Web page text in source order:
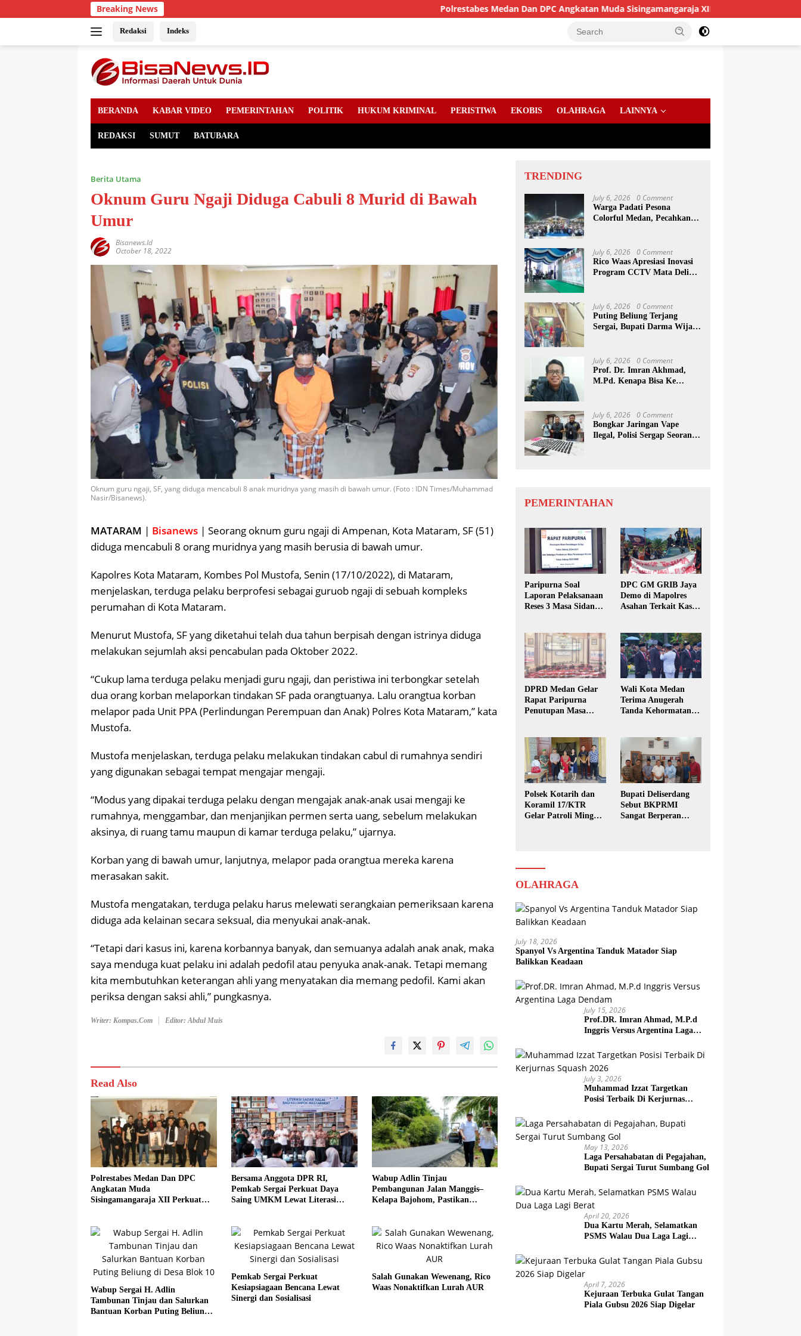
to
Breaking News Polrestabes Medan Dan DPC Angkatan Muda Sisingamangaraja XII Perkuat Sinergitas Jaga
Redaksi Indeks
BERANDA KABAR VIDEO PEMERINTAHAN POLITIK HUKUM KRIMINAL PERISTIWA EKOBIS OLAHRAGA LAINNYA
REDAKSI SUMUT BATUBARA
Berita Utama
Oknum Guru Ngaji Diduga Cabuli 8 Murid di Bawah
Umur
Bisanews.id
October 18, 2022
Oknum guru ngaji, SF, yang diduga mencabuli 8 anak muridnya yang masih di bawah umur. (Foto : IDN Times/Muhammad
Nasir/Bisanews).
MATARAM | Bisanews | Seorang oknum guru ngaji di Ampenan, Kota Mataram, SF (51)
diduga mencabuli 8 orang muridnya yang masih berusia di bawah umur.
Kapolres Kota Mataram, Kombes Pol Mustofa, Senin (17/10/2022), di Mataram,
menjelaskan, terduga pelaku berprofesi sebagai guruob ngaji di sebuah kompleks
perumahan di Kota Mataram.
Menurut Mustofa, SF yang diketahui telah dua tahun berpisah dengan istrinya diduga
melakukan sejumlah aksi pencabulan pada Oktober 2022.
“Cukup lama terduga pelaku menjadi guru ngaji, dan peristiwa ini terbongkar setelah
dua orang korban melaporkan tindakan SF pada orangtuanya. Lalu orangtua korban
melapor pada Unit PPA (Perlindungan Perempuan dan Anak) Polres Kota Mataram,” kata
Mustofa.
Mustofa menjelaskan, terduga pelaku melakukan tindakan cabul di rumahnya sendiri
yang digunakan sebagai tempat mengajar mengaji.
“Modus yang dipakai terduga pelaku dengan mengajak anak-anak usai mengaji ke
rumahnya, menggambar, dan menjanjikan permen serta uang, sebelum melakukan
aksinya, di ruang tamu maupun di kamar terduga pelaku,” ujarnya.
Korban yang di bawah umur, lanjutnya, melapor pada orangtua mereka karena
merasakan sakit.
Mustofa mengatakan, terduga pelaku harus melewati serangkaian pemeriksaan karena
diduga ada kelainan secara seksual, dia menyukai anak-anak.
“Tetapi dari kasus ini, karena korbannya banyak, dan semuanya adalah anak anak, maka
saya menduga kuat pelaku ini adalah pedofil atau penyuka anak-anak. Tetapi memang
kita membutuhkan keterangan ahli yang menyatakan dia memang pedofil. Kami akan
periksa dengan saksi ahli,” pungkasnya.
Writer: Kompas.com Editor: Abdul Muis
Read Also
Polrestabes Medan Dan DPC
Angkatan Muda
Sisingamangaraja XII Perkuat
Bersama Anggota DPR RI,
Pemkab Sergai Perkuat Daya
Saing UMKM Lewat Literasi
Wabup Adlin Tinjau
Pembangunan Jalan Manggis–
Kelapa Bajohom, Pastikan
Wabup Sergai H. Adlin
Tambunan Tinjau dan Salurkan
Bantuan Korban Puting Beliung
Pemkab Sergai Perkuat
Kesiapsiagaan Bencana Lewat
Sinergi dan Sosialisasi
Salah Gunakan Wewenang, Rico
Waas Nonaktifkan Lurah AUR
TRENDING
July 6, 2026 0 Comment
Warga Padati Pesona
Colorful Medan, Pecahkan
July 6, 2026 0 Comment
Rico Waas Apresiasi Inovasi
Program CCTV Mata Deli
July 6, 2026 0 Comment
Puting Beliung Terjang
Sergai, Bupati Darma Wijaya
July 6, 2026 0 Comment
Prof. Dr. Imran Akhmad,
M.Pd. Kenapa Bisa Ke
July 6, 2026 0 Comment
Bongkar Jaringan Vape
Ilegal, Polisi Sergap Seorang
PEMERINTAHAN
Paripurna Soal
Laporan Pelaksanaan
Reses 3 Masa Sidang
DPC GM GRIB Jaya
Demo di Mapolres
Asahan Terkait Kasus
DPRD Medan Gelar
Rapat Paripurna
Penutupan Masa
Wali Kota Medan
Terima Anugerah
Tanda Kehormatan
Polsek Kotarih dan
Koramil 17/KTR
Gelar Patroli Minggu
Bupati Deliserdang
Sebut BKPRMI
Sangat Berperan
OLAHRAGA
July 18, 2026
Spanyol Vs Argentina Tanduk Matador Siap
Balikkan Keadaan
July 15, 2026
Prof.DR. Imran Ahmad, M.P.d
Inggris Versus Argentina Laga
July 3, 2026
Muhammad Izzat Targetkan
Posisi Terbaik Di Kerjurnas
May 13, 2026
Laga Persahabatan di Pegajahan,
Bupati Sergai Turut Sumbang Gol
April 20, 2026
Dua Kartu Merah, Selamatkan
PSMS Walau Dua Laga Lagi
April 7, 2026
Kejuraan Terbuka Gulat Tangan
Piala Gubsu 2026 Siap Digelar